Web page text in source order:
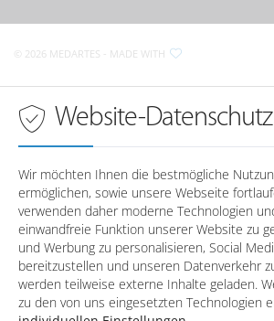
Mittwoch
08:00 - 18:00 Uhr
Telefonzeiten inRegensburg
Montag
08:00 - 12:30 / 14:00 - 17:00
Dienstag
08:00 - 12:30
Mittwoch
08:00 - 12:30 / 14:00 - 17:00
Donnerstag
08:00 - 12:30 / 14:00 - 17:00
D-93086Wörth a.d. Donau
Sprechzeiten inWörth a.d. Donau
Montag
-
Dienstag
-
Mittwoch
-
Donnerstag
-
Freitag
-
Telefonzeiten inWörth a.d. Donau
© 2026 MEDARTES - MADE WITH
Website-Datenschutz
Wir möchten Ihnen die bestmögliche
ermöglichen, sowie unsere Webseite
verwenden daher moderne Technologien
einwandfreie Funktion unserer Website zu
und Werbung zu personalisieren, Social
bereitzustellen und unseren Datenverkehr
werden teilweise externe Inhalte geladen.
zu den von uns eingesetzten Technologien